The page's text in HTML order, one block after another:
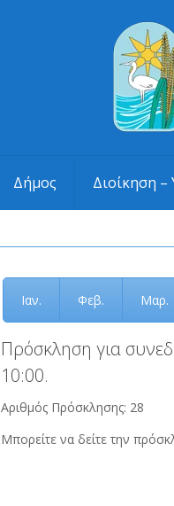
Δήμος Διοίκηση –
Ιαν. Φεβ. Μαρ.
Πρόσκληση για
10:00.
Αριθμός Πρόσκλησης: 28
Μπορείτε να δείτε την